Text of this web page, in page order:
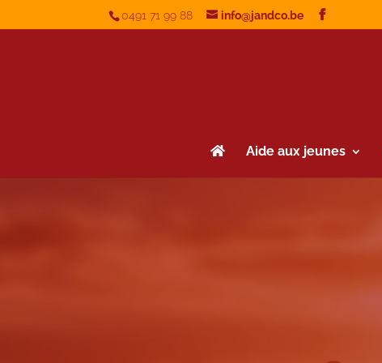
0491 71 99 88 info@jandco.be
Aide aux jeunes